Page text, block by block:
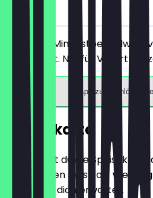
vor Ort
Ab einem Mindestbestellwert
10€ Rabatt. Nur für Vorort
App zum Einlösen
Speisekarte
Hier findest du die
aktualisieren sie so oft wie
weißt, was dich erwartet.